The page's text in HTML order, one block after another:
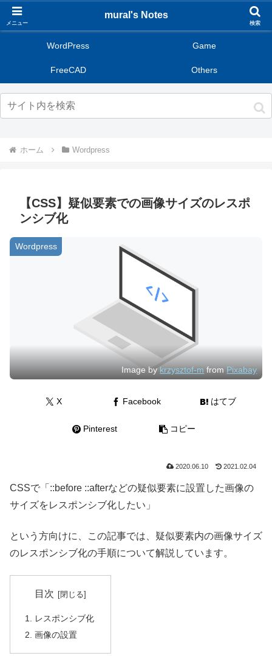
WordPress Game
FreeCAD Others
ホーム Wordpress
【CSS】疑似要素での画像サイズのレスポ
ンシブ化
Wordpress
Image by krzysztof-mfromPixabay
X Facebook はてブ
Pinterest コピー
2020.06.10 2021.02.04
CSSで「::before ::afterなどの疑似要素に設置した画像の
サイズをレスポンシブ化したい」
という方向けに、この記事では、疑似要素内の画像サイズ
のレスポンシブ化の手順について解説しています。
目次
レスポンシブ化
画像の設置
メニュー
mural's Notes
検索